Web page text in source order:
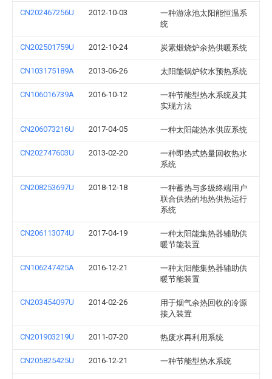
CN202467256U 2012-10-03
一种游泳池太阳能恒温系
统
CN202501759U 2012-10-24 炭素煅烧炉余热供暖系统
CN103175189A 2013-06-26 太阳能锅炉软水预热系统
CN106016739A 2016-10-12
一种节能型热水系统及其
实现方法
CN206073216U 2017-04-05 一种太阳能热水供应系统
CN202747603U 2013-02-20
一种即热式热量回收热水
系统
CN208253697U 2018-12-18
一种蓄热与多级终端用户
联合供热的地热供热运行
系统
CN206113074U 2017-04-19
一种太阳能集热器辅助供
暖节能装置
CN106247425A 2016-12-21
一种太阳能集热器辅助供
暖节能装置
CN203454097U 2014-02-26
用于烟气余热回收的冷源
接入装置
CN201903219U 2011-07-20 热废水再利用系统
CN205825425U 2016-12-21 一种节能型热水系统